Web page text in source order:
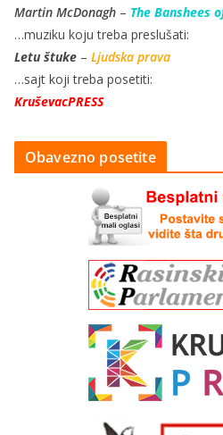
Martin McDonagh – The Banshees
…muziku koju treba preslušati:
Letu štuke – Ljudska prava
…sajt koji treba posetiti:
KruševacPRESS
Obavezno posetite